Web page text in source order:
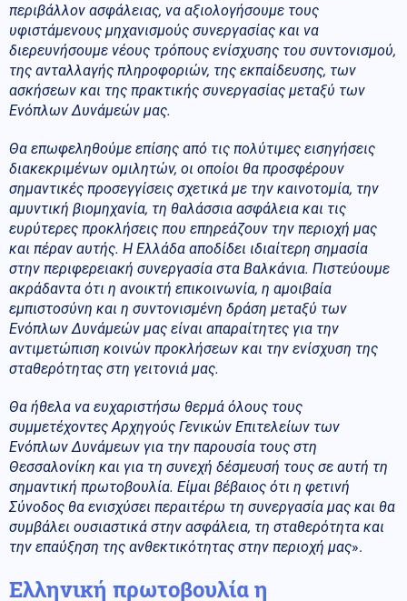
περιβάλλον ασφάλειας, να αξιολογήσουμε τους
υφιστάμενους μηχανισμούς συνεργασίας και να
διερευνήσουμε νέους τρόπους ενίσχυσης του συντονισμού,
της ανταλλαγής πληροφοριών, της εκπαίδευσης, των
ασκήσεων και της πρακτικής συνεργασίας μεταξύ των
Ενόπλων Δυνάμεών μας.
Θα επωφεληθούμε επίσης από τις πολύτιμες εισηγήσεις
διακεκριμένων ομιλητών, οι οποίοι θα προσφέρουν
σημαντικές προσεγγίσεις σχετικά με την καινοτομία, την
αμυντική βιομηχανία, τη θαλάσσια ασφάλεια και τις
ευρύτερες προκλήσεις που επηρεάζουν την περιοχή μας
και πέραν αυτής. Η Ελλάδα αποδίδει ιδιαίτερη σημασία
στην περιφερειακή συνεργασία στα Βαλκάνια. Πιστεύουμε
ακράδαντα ότι η ανοικτή επικοινωνία, η αμοιβαία
εμπιστοσύνη και η συντονισμένη δράση μεταξύ των
Ενόπλων Δυνάμεών μας είναι απαραίτητες για την
αντιμετώπιση κοινών προκλήσεων και την ενίσχυση της
σταθερότητας στη γειτονιά μας.
Θα ήθελα να ευχαριστήσω θερμά όλους τους
συμμετέχοντες Αρχηγούς Γενικών Επιτελείων των
Ενόπλων Δυνάμεων για την παρουσία τους στη
Θεσσαλονίκη και για τη συνεχή δέσμευσή τους σε αυτή τη
σημαντική πρωτοβουλία. Είμαι βέβαιος ότι η φετινή
Σύνοδος θα ενισχύσει περαιτέρω τη συνεργασία μας και θα
συμβάλει ουσιαστικά στην ασφάλεια, τη σταθερότητα και
την επαύξηση της ανθεκτικότητας στην περιοχή μας».
Ελληνική πρωτοβουλία η